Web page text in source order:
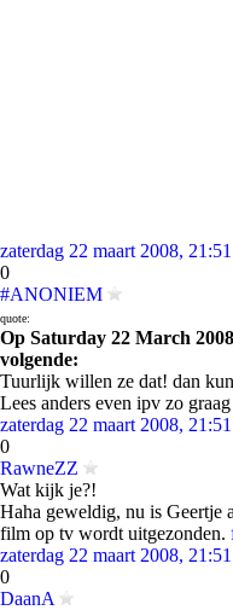
zaterdag 22 maart 2008,
0
#ANONIEM
quote:
Op Saturday 22 March
volgende:
Tuurlijk willen ze dat! dan
Lees anders even ipv zo
zaterdag 22 maart 2008,
0
RawneZZ
Wat kijk je?!
Haha geweldig, nu is Geertje
film op tv wordt uitgezonden.
zaterdag 22 maart 2008,
0
DaanA